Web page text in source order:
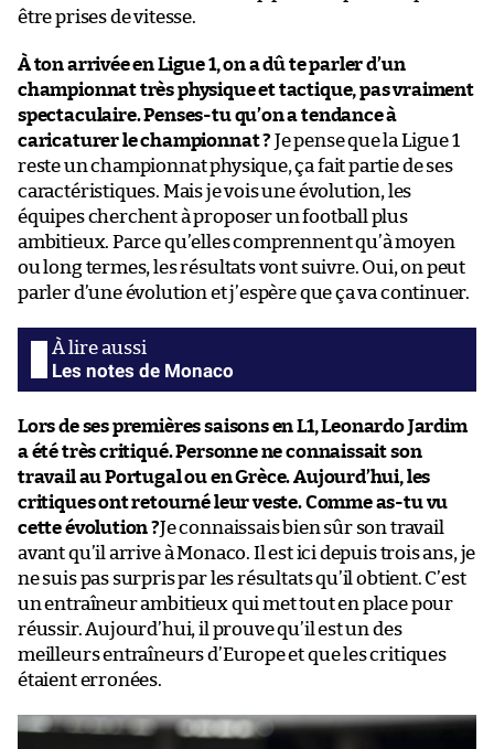
être prises de vitesse.
À ton arrivée en Ligue 1, on a dû te parler d’un
championnat très physique et tactique, pas vraiment
spectaculaire. Penses-tu qu’on a tendance à
caricaturer le championnat ? Je pense que la Ligue 1
reste un championnat physique, ça fait partie de ses
caractéristiques. Mais je vois une évolution, les
équipes cherchent à proposer un football plus
ambitieux. Parce qu’elles comprennent qu’à moyen
ou long termes, les résultats vont suivre. Oui, on peut
parler d’une évolution et j’espère que ça va continuer.
Les notes de Monaco
Lors de ses premières saisons en L1, Leonardo Jardim
a été très critiqué. Personne ne connaissait son
travail au Portugal ou en Grèce. Aujourd’hui, les
critiques ont retourné leur veste. Comme as-tu vu
cette évolution ?Je connaissais bien sûr son travail
avant qu’il arrive à Monaco. Il est ici depuis trois ans, je
ne suis pas surpris par les résultats qu’il obtient. C’est
un entraîneur ambitieux qui met tout en place pour
réussir. Aujourd’hui, il prouve qu’il est un des
meilleurs entraîneurs d’Europe et que les critiques
étaient erronées.